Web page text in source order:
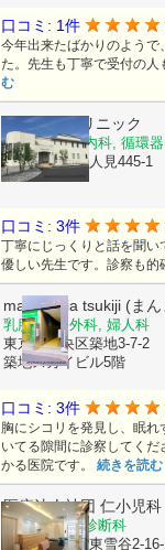
口コミ: 1件
今年出来たばかりのようで
た。先生も丁寧で受付の人
む
清水内科クリニック
内科, 消化器内科, 循環
埼玉県深谷市人見445-1
口コミ: 3件
丁寧にじっくりと話を聞い
優しい先生です。診察も的
mammaria tsukiji (ま
乳腺外科, 外科, 婦人科
東京都中央区築地3-7-2
築地スカイビル5階
口コミ: 3件
胸にシコリを発見し、眠
いてる隙間に診察してく
かる医院です。 続きを読む
医療法人社団 仁小児科
小児科, 病理診断科
東京都大田区東雪谷2-